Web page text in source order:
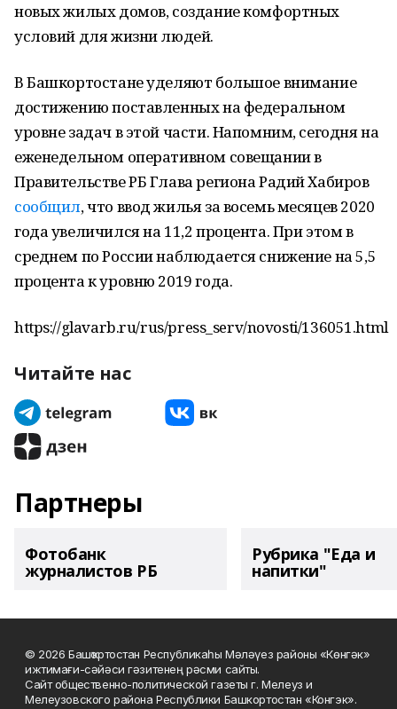
новых жилых домов, создание комфортных
условий для жизни людей.
В Башкортостане уделяют большое внимание
достижению поставленных на федеральном
уровне задач в этой части. Напомним, сегодня на
еженедельном оперативном совещании в
Правительстве РБ Глава региона Радий Хабиров
сообщил, что ввод жилья за восемь месяцев 2020
года увеличился на 11,2 процента. При этом в
среднем по России наблюдается снижение на 5,5
процента к уровню 2019 года.
https://glavarb.ru/rus/press_serv/novosti/136051.html
Читайте нас
Партнеры
Фотобанк
журналистов РБ
Рубрика "Еда и
напитки"
© 2026 Башҡортостан Республикаһы Мәләүез районы «Көнгәк»
ижтимағи-сәйәси гәзитенең рәсми сайты.
Сайт общественно-политической газеты г. Мелеуз и
Мелеузовского района Республики Башкортостан «Конгэк».